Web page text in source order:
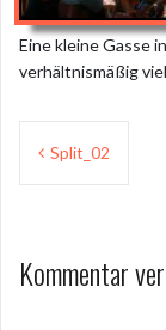
Eine kleine Gasse
verhältnismäßig
Split_02
Kommentar